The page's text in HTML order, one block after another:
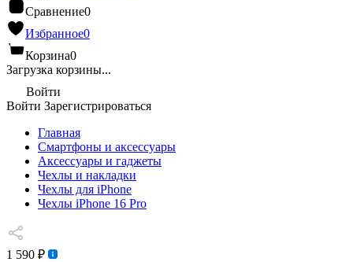
Сравнение0
Избранное0
Корзина0
Загрузка корзины...
Войти
Войти Зарегистрироваться
Главная
Смартфоны и аксессуары
Аксессуары и гаджеты
Чехлы и накладки
Чехлы для iPhone
Чехлы iPhone 16 Pro
1 590 ₽